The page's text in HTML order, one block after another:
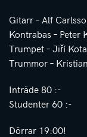
Gitarr – Alf
Kontrabas – Peter
Trumpet – Jiří
Trummor –
Inträde 80 :-
Studenter 60 :-
Dörrar 19:00!